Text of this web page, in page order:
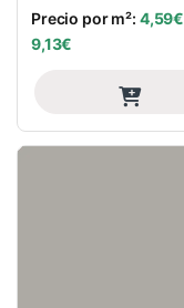
Precio por m²: 4,59€
9,13€